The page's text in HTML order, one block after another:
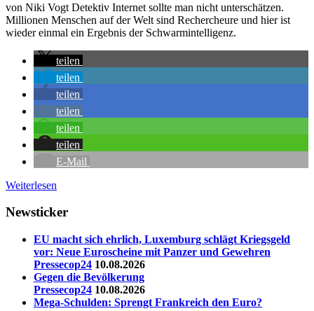
von Niki Vogt Detektiv Internet sollte man nicht unterschätzen.
Millionen Menschen auf der Welt sind Rechercheure und hier ist
wieder einmal ein Ergebnis der Schwarmintelligenz.
teilen
teilen
teilen
teilen
teilen
teilen
E-Mail
Weiterlesen
Newsticker
EU macht sich ehrlich, Luxemburg schlägt Kriegsgeld
vor: Neue Euroscheine mit Panzer und Gewehren
Pressecop24 10.08.2026
Gegen die Bevölkerung
Pressecop24 10.08.2026
Mega-Schulden: Sprengt Frankreich den Euro?